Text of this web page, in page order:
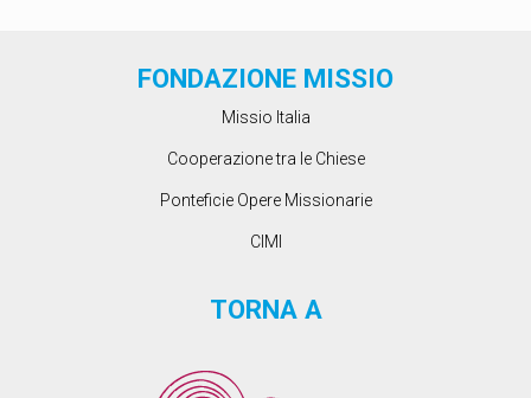
FONDAZIONE MISSIO
Missio Italia
Cooperazione tra le Chiese
Ponteficie Opere Missionarie
CIMI
TORNA A